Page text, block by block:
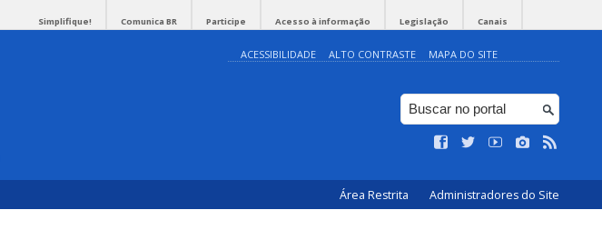
Simplifique! Comunica BR Participe Acesso à informação Legislação Canais
ACESSIBILIDADE ALTO CONTRASTE MAPA DO SITE
Área Restrita Administradores do Site